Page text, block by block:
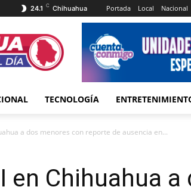
24.1 C Chihuahua Portada Local Nacional
TECNOLOGÍA
a dos menores con reporte de ausencia en...
en Chihuahua a